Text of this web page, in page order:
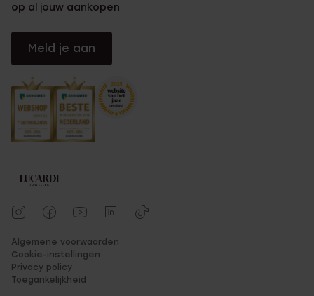
op al jouw aankopen
Meld je aan
Algemene voorwaarden
Cookie-instellingen
Privacy policy
Toegankelijkheid